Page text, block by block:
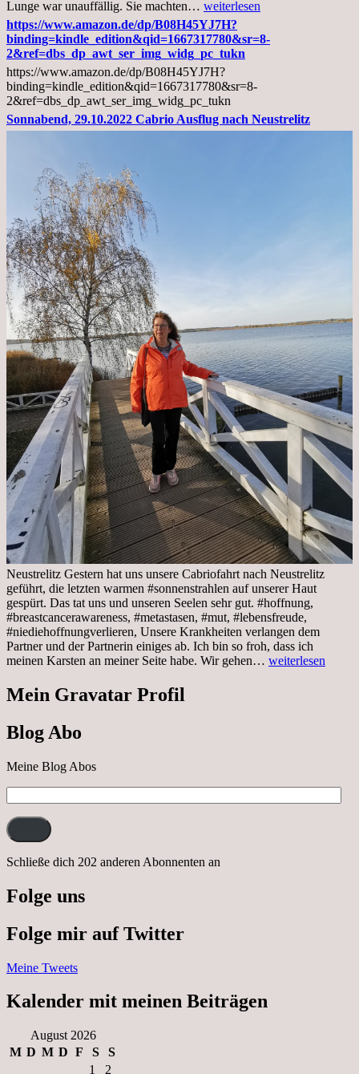
Lunge war unauffällig. Sie machten… Mittwoch,
02.11.2022,
Arztgespräch
und
Diagnose
Lebermetastasen
weiterlesen
https://www.amazon.de/dp/B08H45YJ7H?
binding=kindle_edition&qid=1667317780&sr=8-
2&ref=dbs_dp_awt_ser_img_widg_pc_tukn
https://www.amazon.de/dp/B08H45YJ7H?
binding=kindle_edition&qid=1667317780&sr=8-
2&ref=dbs_dp_awt_ser_img_widg_pc_tukn
Sonnabend, 29.10.2022 Cabrio Ausflug nach Neustrelitz
Neustrelitz Gestern hat uns unsere Cabriofahrt nach Neustrelitz
geführt, die letzten warmen #sonnenstrahlen auf unserer Haut
gespürt. Das tat uns und unseren Seelen sehr gut. #hoffnung,
#breastcancerawareness, #metastasen, #mut, #lebensfreude,
#niediehoffnungverlieren, Unsere Krankheiten verlangen dem
Partner und der Partnerin einiges ab. Ich bin so froh, dass ich
meinen Karsten an meiner Seite habe. Wir gehen… Sonnabend,
weiterlesen
Mein Gravatar Profil
Blog Abo
Meine Blog Abos
Mail-
Adresse:
Schließe dich 202 anderen Abonnenten an
Folge uns
Folge mir auf Twitter
Meine Tweets
Kalender mit meinen Beiträgen
August 2026
M D M D F S
S
1
2